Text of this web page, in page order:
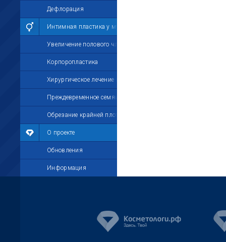
Дефлорация
Интимная пластика у мужчин
Увеличение полового члена
Корпоропластика
Хирургическое лечение импотенции
Преждевременное семяизвержение
Обрезание крайней плоти
О проекте
Обновления
Информация